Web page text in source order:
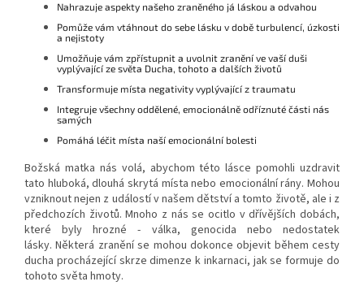
Nahrazuje aspekty našeho zraněného já láskou a odvahou
Pomůže vám vtáhnout do sebe lásku v době turbulencí, úzkosti
a nejistoty
Umožňuje vám zpřístupnit a uvolnit zranění ve vaší duši
vyplývající ze světa Ducha, tohoto a dalších životů
Transformuje místa negativity vyplývající z traumatu
Integruje všechny oddělené, emocionálně odříznuté části nás
samých
Pomáhá léčit místa naší emocionální bolesti
Božská matka nás volá, abychom této lásce pomohli uzdravit
tato hluboká, dlouhá skrytá místa nebo emocionální rány. Mohou
vzniknout nejen z událostí v našem dětství a tomto životě, ale i z
předchozích životů. Mnoho z nás se ocitlo v dřívějších dobách,
které byly hrozné - válka, genocida nebo nedostatek
lásky. Některá zranění se mohou dokonce objevit během cesty
ducha procházející skrze dimenze k inkarnaci, jak se formuje do
tohoto světa hmoty.